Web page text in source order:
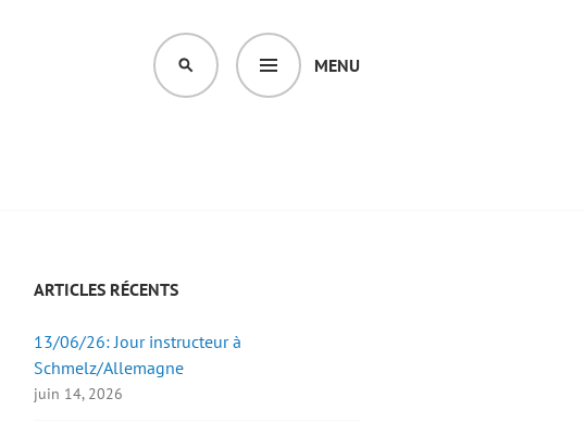
MENU
SEARCH
ARTICLES RÉCENTS
13/06/26: Jour instructeur à
Schmelz/Allemagne
juin 14, 2026